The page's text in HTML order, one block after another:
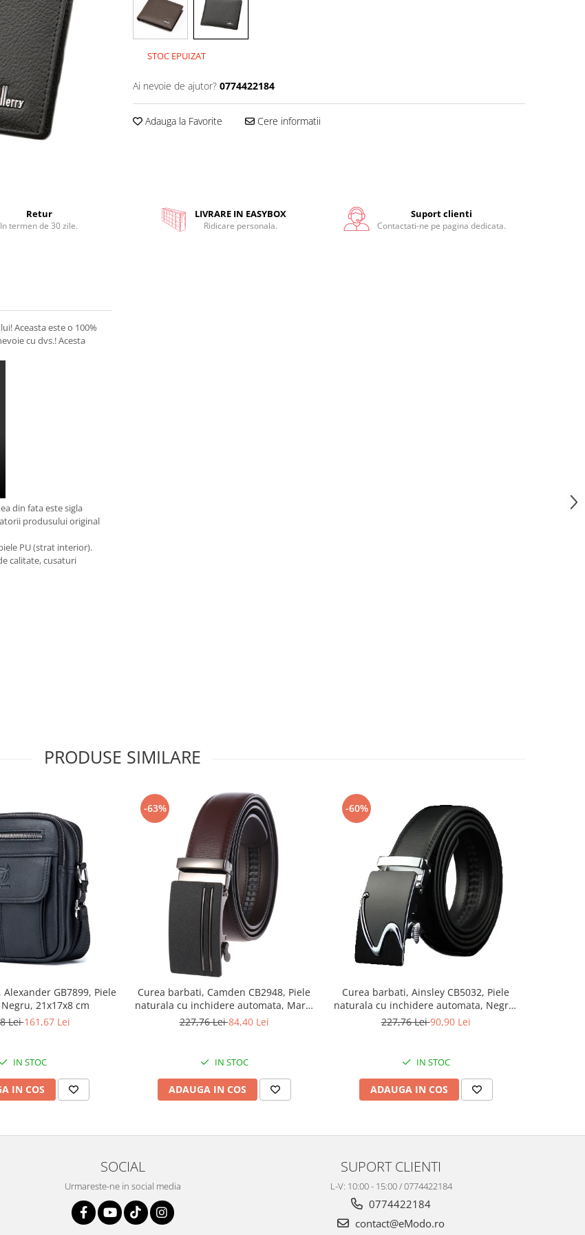
STOC EPUIZAT
Ai nevoie de ajutor? 0774422184
Adauga la Favorite Cere informatii
Retur
In termen de 30 zile.
LIVRARE IN EASYBOX
Ridicare personala.
Suport clienti
Contactati-ne pe pagina dedicata.
Aceasta este o 100%
cu dvs.! Acesta
din fata este sigla
produsului original
PU (strat interior).
calitate, cusaturi
PRODUSE SIMILARE
GB7899, Piele
21x17x8 cm
Lei161,67 Lei
IN STOC
IN COS
-63%
Curea barbati, Camden CB2948, Piele
naturala cu inchidere automata, Maro,
3.5x125cm
227,76 Lei84,40 Lei
IN STOC
ADAUGA IN COS
-60%
Curea barbati, Ainsley CB5032, Piele
naturala cu inchidere automata, Negru,
3.5x125cm
227,76 Lei90,90 Lei
IN STOC
ADAUGA IN COS
SOCIAL
Urmareste-ne in social media
SUPORT CLIENTI
L-V: 10:00 - 15:00 / 0774422184
0774422184
contact@eModo.ro